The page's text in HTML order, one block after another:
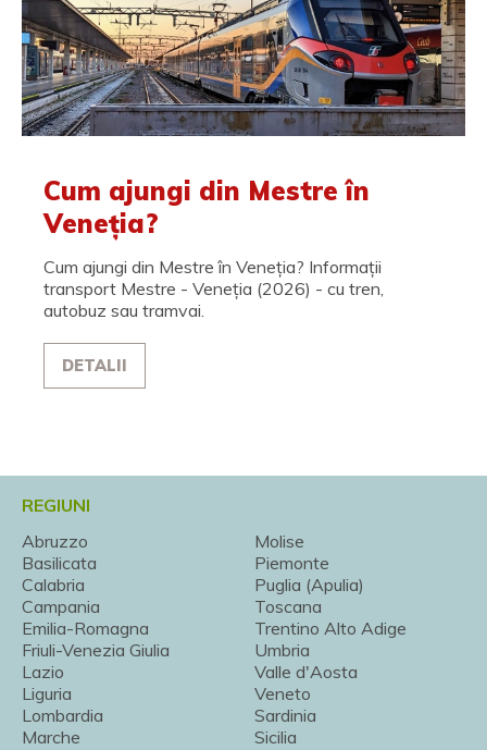
Cum ajungi din Mestre în
Veneția?
Cum ajungi din Mestre în Veneția? Informații
transport Mestre - Veneția (2026) - cu tren,
autobuz sau tramvai.
DETALII
REGIUNI
Abruzzo
Basilicata
Calabria
Campania
Emilia-Romagna
Friuli-Venezia Giulia
Lazio
Liguria
Lombardia
Marche
Molise
Piemonte
Puglia (Apulia)
Toscana
Trentino Alto Adige
Umbria
Valle d'Aosta
Veneto
Sardinia
Sicilia